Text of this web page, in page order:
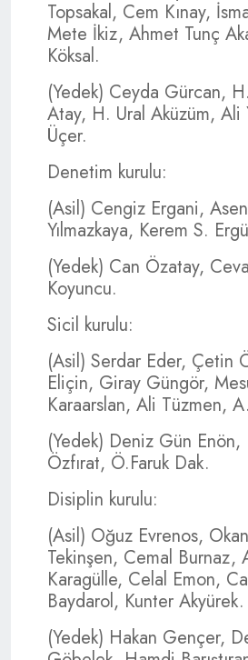
Topsakal, Cem Kınay,
Mete İkiz, Ahmet Tunç
Köksal.
(Yedek) Ceyda Gürcan,
Atay, H. Ural Aküzüm, Ali
Üçer.
Denetim kurulu:
(Asil) Cengiz Ergani,
Yılmazkaya, Kerem S.
(Yedek) Can Özatay,
Koyuncu.
Sicil kurulu:
(Asil) Serdar Eder, Çetin
Eliçin, Giray Güngör,
Karaarslan, Ali Tüzmen,
(Yedek) Deniz Gün
Özfırat, Ö.Faruk Dak.
Disiplin kurulu:
(Asil) Oğuz Evrenos, Okan
Tekinşen, Cemal Burnaz,
Karagülle, Celal Emon,
Baydarol, Kunter Akyürek.
(Yedek) Hakan Gençer,